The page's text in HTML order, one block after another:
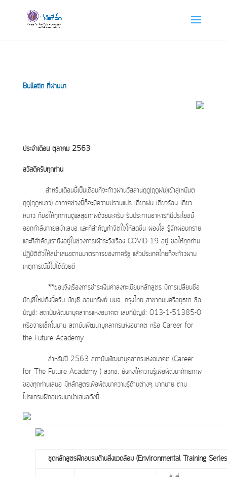
Bulletin ที่ผ่านมา
ประจำเดือน ตุลาคม 2563
สวัสดีครับทุกท่าน
สำหรับเดือนนี้เป็นเดือนที่จะก้าวผ่านวัสสานฤดู(ฤดูฝน)เข้าสู่เหมันต
ฤดู(ฤดูหนาว) อากาศช่วงนี้ก็จะมีความปรวนแปร เดี่ยวฝน เดี่ยวร้อน เดี่ยว
หนาว ก็ขอให้ทุกท่านดูแลสุขภาพด้วยนะครับ รับประทานอาหารที่มีประโยชน์
ออกกำลังกายสม่ำเสมอ และที่สำคัญทำจิตใจให้สดชื่น ผ่องใส รู้จักผ่อนคราย
และที่สำคัญเรายังอยู่ในช่วงการเฝ้าระวังเรื่อง COVID-19 อยู่ ขอให้ทุกท่าน
ปฏิบัติตัวให้สมำเสมอตามมาตรการของภาครัฐ แล้วประเทศไทยก็จะก้าวผ่าน
เหตุการณ์นี้ไปได้ด้วยดี
**ขอแจ้งเรื่องการชำระเงินค่าลงทะเบียนหลักสูตรมีการเปลี่ยนชื่อ
บัญชีใหม่ดังนี้ครับ บัญชี ออมทรัพย์ บมจ. กรุงไทย สาขาถนนศรีอยุธยา ชื่อ
บัญชี: สถาบันพัฒนาบุคลากรแห่งอนาคต เลขที่บัญชี: 013-1-51385-0
หรือจ่ายเช็คในนาม สถาบันพัฒนาบุคลากรแห่งอนาคต หรือ Career for
the Future Academy
สำหรับปี 2563 สถาบันพัฒนาบุคลากรแห่งอนาคต (Career
for The Future Academy ) สวทช. ยังคงให้ความรู้เพื่อพัฒนาศักยภาพ
ของทุกท่านเสมอ มีหลักสูตรเพื่อพัฒนาความรู้ด้านต่างๆ มากมาย ตาม
โปรแกรมฝึกอบรมมานำเสนอดังนี้
ชุดหลักสูตรฝึกอบรมด้านสิ่งแวดล้อม (Environmental Training